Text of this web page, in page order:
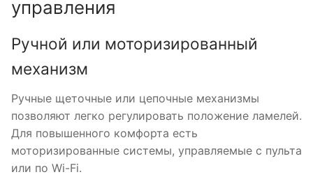
управления
Ручной или моторизированный
механизм
Ручные щеточные или цепочные механизмы
позволяют легко регулировать положение ламелей.
Для повышенного комфорта есть
моторизированные системы, управляемые с пульта
или по Wi-Fi.